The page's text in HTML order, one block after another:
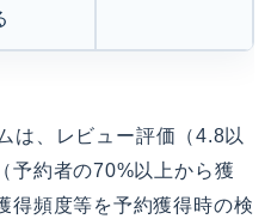
は、レビュー評価（4.8以
予約者の70%以上から獲
得頻度等を予約獲得時の検